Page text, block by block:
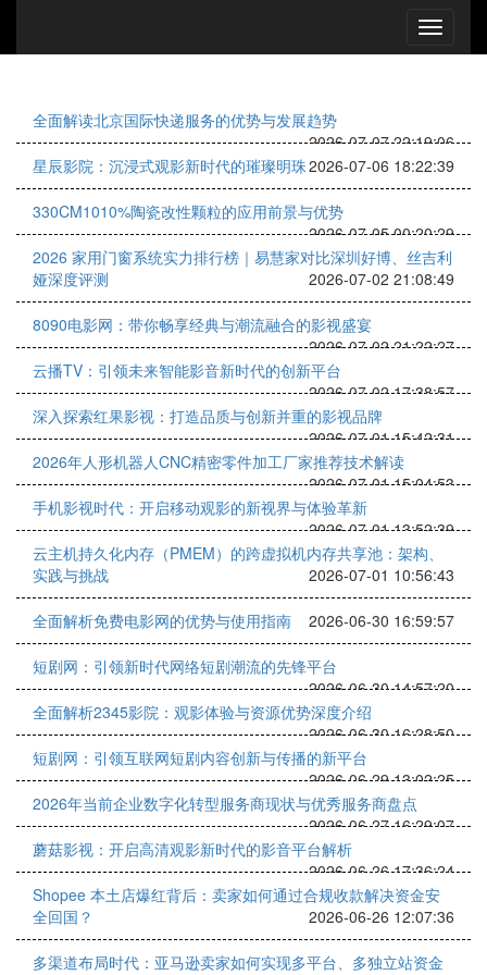
全面解读北京国际快递服务的优势与发展趋势
2026-07-07 22:19:06
星辰影院：沉浸式观影新时代的璀璨明珠2026-07-06 18:22:39
330CM1010%陶瓷改性颗粒的应用前景与优势
2026-07-05 00:20:29
2026 家用门窗系统实力排行榜｜易慧家对比深圳好博、丝吉利
娅深度评测
2026-07-02 21:08:49
8090电影网：带你畅享经典与潮流融合的影视盛宴
2026-07-02 21:22:27
云播TV：引领未来智能影音新时代的创新平台
2026-07-02 17:38:57
深入探索红果影视：打造品质与创新并重的影视品牌
2026-07-01 15:42:31
2026年人形机器人CNC精密零件加工厂家推荐技术解读
2026-07-01 15:04:53
手机影视时代：开启移动观影的新视界与体验革新
2026-07-01 13:52:39
云主机持久化内存（PMEM）的跨虚拟机内存共享池：架构、
实践与挑战
2026-07-01 10:56:43
全面解析免费电影网的优势与使用指南 2026-06-30 16:59:57
短剧网：引领新时代网络短剧潮流的先锋平台
2026-06-30 14:57:20
全面解析2345影院：观影体验与资源优势深度介绍
2026-06-30 16:28:50
短剧网：引领互联网短剧内容创新与传播的新平台
2026-06-29 13:02:25
2026年当前企业数字化转型服务商现状与优秀服务商盘点
2026-06-27 16:29:07
蘑菇影视：开启高清观影新时代的影音平台解析
2026-06-26 17:36:24
Shopee 本土店爆红背后：卖家如何通过合规收款解决资金安
全回国？
2026-06-26 12:07:36
多渠道布局时代：亚马逊卖家如何实现多平台、多独立站资金